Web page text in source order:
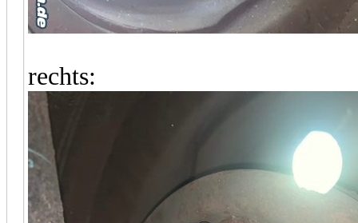
rechts: